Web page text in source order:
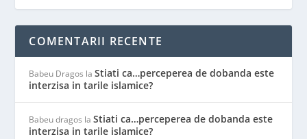
COMENTARII RECENTE
Babeu Dragos laStiati ca…perceperea de dobanda este
interzisa in tarile islamice?
Babeu dragos laStiati ca…perceperea de dobanda este
interzisa in tarile islamice?